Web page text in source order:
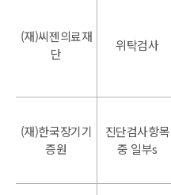
(재)씨젠의료재
단
위탁검사
(재)한국장기기
증원
진단검사항목
중 일부s